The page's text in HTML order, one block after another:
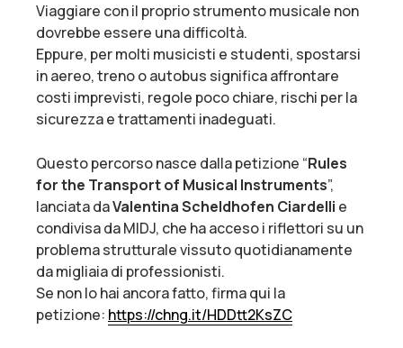
Viaggiare con il proprio strumento musicale non
dovrebbe essere una difficoltà.
Eppure, per molti musicisti e studenti, spostarsi
in aereo, treno o autobus significa affrontare
costi imprevisti, regole poco chiare, rischi per la
sicurezza e trattamenti inadeguati.
Questo percorso nasce dalla petizione “Rules
for the Transport of Musical Instruments”,
lanciata daValentina Scheldhofen Ciardelli e
condivisa da MIDJ, che ha acceso i riflettori su un
problema strutturale vissuto quotidianamente
da migliaia di professionisti.
Se non lo hai ancora fatto, firma qui la
petizione: https://chng.it/HDDtt2KsZC